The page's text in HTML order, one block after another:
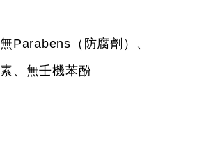
Parabens（防腐劑）、
、無壬機苯酚